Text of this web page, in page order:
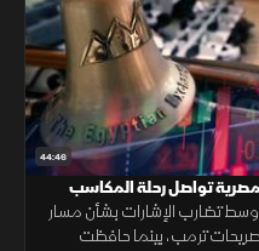
44:46
تواصل رحلة المكاسب
وسط تضارب الإشارات بشأن مسار
ترمب، بينما حافظت